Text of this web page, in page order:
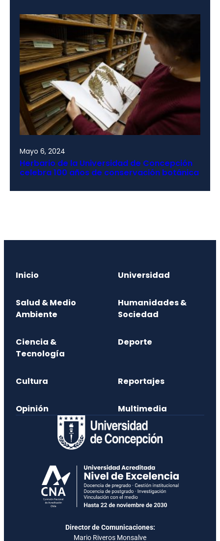
Mayo 6, 2024
Herbario de la Universidad de Concepción
celebra 100 años de conservación botánica
Inicio Universidad
Salud & Medio
Ambiente
Humanidades &
Sociedad
Ciencia &
Tecnología
Deporte
Cultura Reportajes
Opinión Multimedia
Director de Comunicaciones:
Mario Riveros Monsalve